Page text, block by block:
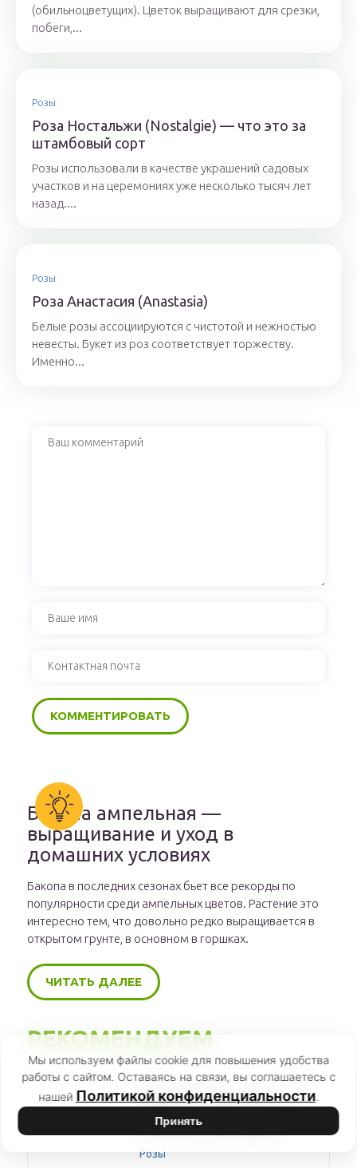
(обильноцветущих). Цветок выращивают для срезки,
побеги,...
Розы
Роза Ностальжи (Nostalgie) — что это за
штамбовый сорт
Розы использовали в качестве украшений садовых
участков и на церемониях уже несколько тысяч лет
назад....
Розы
Роза Анастасия (Anastasia)
Белые розы ассоциируются с чистотой и нежностью
невесты. Букет из роз соответствует торжеству.
Именно...
Бакопа ампельная —
выращивание и уход в
домашних условиях
Бакопа в последних сезонах бьет все рекорды по
популярности среди ампельных цветов. Растение это
интересно тем, что довольно редко выращивается в
открытом грунте, в основном в горшках.
ЧИТАТЬ ДАЛЕЕ
РЕКОМЕНДУЕМ
Роза Пилигрим (The
Pilgrim) — характеристики
сортового кустарника
Розы
Мы используем файлы cookie для повышения удобства
работы с сайтом. Оставаясь на связи, вы соглашаетесь с
нашей Политикой конфиденциальности.
Принять